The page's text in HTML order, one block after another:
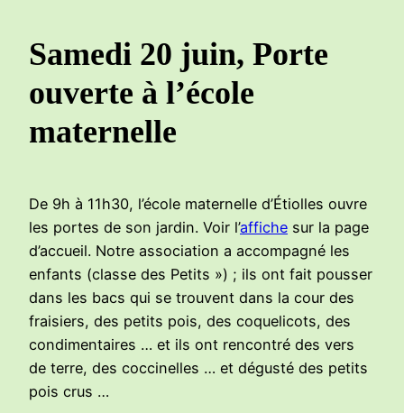
Samedi 20 juin, Porte
ouverte à l’école
maternelle
De 9h à 11h30, l’école maternelle d’Étiolles ouvre
les portes de son jardin. Voir l’affiche sur la page
d’accueil. Notre association a accompagné les
enfants (classe des Petits ») ; ils ont fait pousser
dans les bacs qui se trouvent dans la cour des
fraisiers, des petits pois, des coquelicots, des
condimentaires … et ils ont rencontré des vers
de terre, des coccinelles … et dégusté des petits
pois crus …